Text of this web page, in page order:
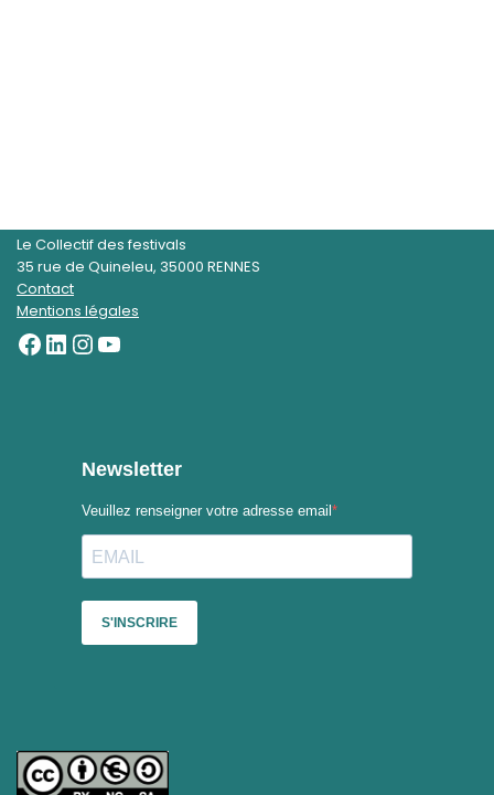
Le Collectif des festivals
35 rue de Quineleu, 35000 RENNES
Contact
Mentions légales